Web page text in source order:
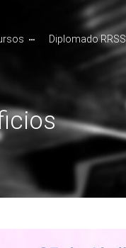
Diplomado RRSS